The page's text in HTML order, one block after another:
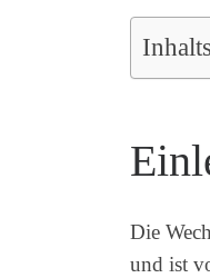
Die
und ist